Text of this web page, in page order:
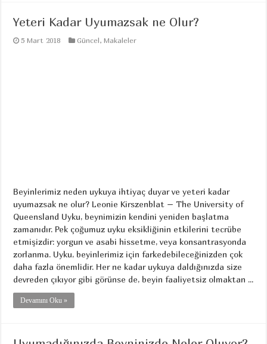
Yeteri Kadar Uyumazsak ne Olur?
5 Mart 2018 Güncel,Makaleler
Beyinlerimiz neden uykuya ihtiyaç duyar ve yeteri kadar
uyumazsak ne olur? Leonie Kirszenblat – The University of
Queensland Uyku, beynimizin kendini yeniden başlatma
zamanıdır. Pek çoğumuz uyku eksikliğinin etkilerini tecrübe
etmişizdir: yorgun ve asabi hissetme, veya konsantrasyonda
zorlanma. Uyku, beyinlerimiz için farkedebileceğinizden çok
daha fazla önemlidir. Her ne kadar uykuya daldığınızda size
devreden çıkıyor gibi görünse de, beyin faaliyetsiz olmaktan ...
Devamını Oku »